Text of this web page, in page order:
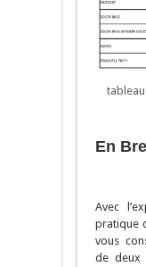
En
Avec
pratique
vous
de deux